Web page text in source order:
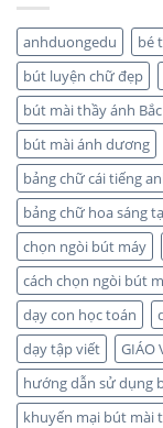
anhduongedu bé
bút luyện chữ đẹp
bút mài thầy ánh
bút mài ánh dương
bảng chữ cái tiếng
bảng chữ hoa sáng
chọn ngòi bút máy
cách chọn ngòi bút
dạy con học toán
dạy tập viết
GIÁO
hướng dẫn sử dụng
khuyến mại bút mài